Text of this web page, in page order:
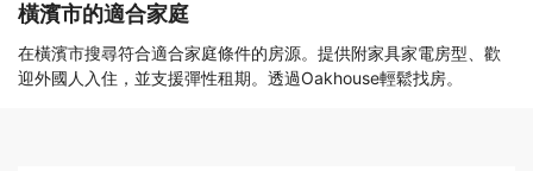
橫濱市的適合家庭
在橫濱市搜尋符合適合家庭條件的房源。提供附家具家電房型、歡
迎外國人入住，並支援彈性租期。透過Oakhouse輕鬆找房。